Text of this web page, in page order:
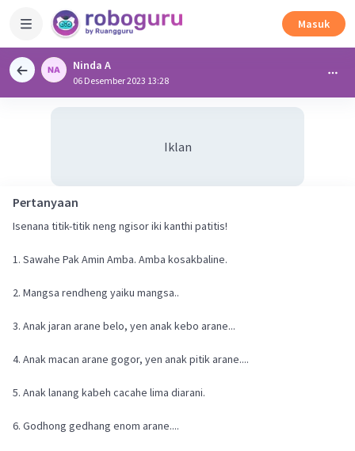
Masuk
Ninda A
06 Desember 2023 13:28
Iklan
Pertanyaan
Isenana titik-titik neng ngisor iki kanthi patitis!
1. Sawahe Pak Amin Amba. Amba kosakbaline.
2. Mangsa rendheng yaiku mangsa..
3. Anak jaran arane belo, yen anak kebo arane...
4. Anak macan arane gogor, yen anak pitik arane....
5. Anak lanang kabeh cacahe lima diarani.
6. Godhong gedhang enom arane....